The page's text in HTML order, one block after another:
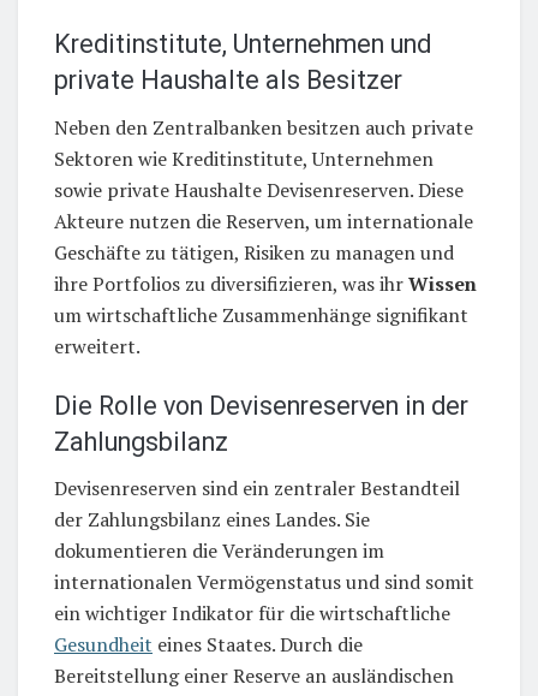
Kreditinstitute, Unternehmen und
private Haushalte als Besitzer
Neben den Zentralbanken besitzen auch private
Sektoren wie Kreditinstitute, Unternehmen
sowie private Haushalte Devisenreserven. Diese
Akteure nutzen die Reserven, um internationale
Geschäfte zu tätigen, Risiken zu managen und
ihre Portfolios zu diversifizieren, was ihrWissen
um wirtschaftliche Zusammenhänge signifikant
erweitert.
Die Rolle von Devisenreserven in der
Zahlungsbilanz
Devisenreserven sind ein zentraler Bestandteil
der Zahlungsbilanz eines Landes. Sie
dokumentieren die Veränderungen im
internationalen Vermögenstatus und sind somit
ein wichtiger Indikator für die wirtschaftliche
Gesundheit eines Staates. Durch die
Bereitstellung einer Reserve an ausländischen